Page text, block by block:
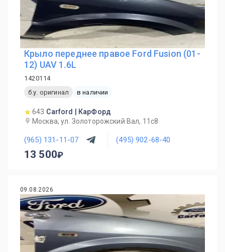
Крыло переднее правое Ford Fusion (01-
12) UAV 1.6L
1420114
б.у. оригинал
в наличии
643 Carford | КарФорд
Москва, ул. Золоторожский Вал, 11с8
(965) 131-11-07 (495) 902-68-40
13 500
09.08.2026